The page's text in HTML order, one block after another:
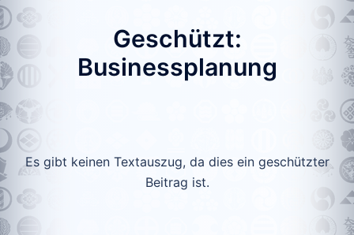
Geschützt:
Businessplanung
Es gibt keinen Textauszug, da dies ein geschützter
Beitrag ist.